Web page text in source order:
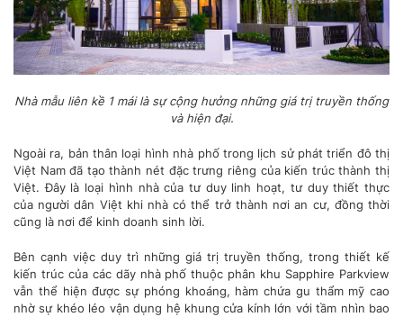
Nhà mẫu liên kề 1 mái là sự cộng hưởng những giá trị truyền thống
và hiện đại.
Ngoài ra, bản thân loại hình nhà phố trong lịch sử phát triển đô thị
Việt Nam đã tạo thành nét đặc trưng riêng của kiến trúc thành thị
Việt. Đây là loại hình nhà của tư duy linh hoạt, tư duy thiết thực
của người dân Việt khi nhà có thể trở thành nơi an cư, đồng thời
cũng là nơi để kinh doanh sinh lời.
Bên cạnh việc duy trì những giá trị truyền thống, trong thiết kế
kiến trúc của các dãy nhà phố thuộc phân khu Sapphire Parkview
vẫn thể hiện được sự phóng khoáng, hàm chứa gu thẩm mỹ cao
nhờ sự khéo léo vận dụng hệ khung cửa kính lớn với tầm nhìn bao